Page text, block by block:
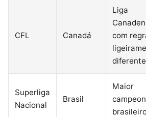
CFL Canadá
Liga
com
Superliga
Nacional
Brasil
Maior